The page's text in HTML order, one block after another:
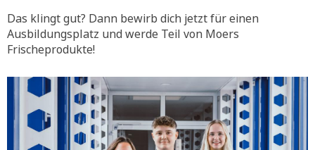
Das klingt gut? Dann bewirb dich jetzt für einen
Ausbildungsplatz und werde Teil von Moers
Frischeprodukte!